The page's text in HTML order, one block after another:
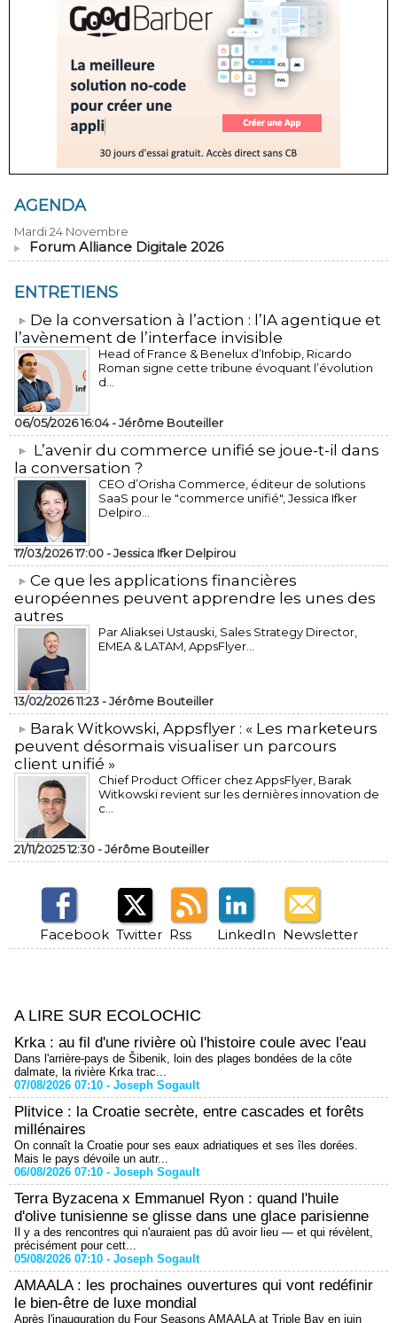
AGENDA
Mardi 24 Novembre
Forum Alliance Digitale 2026
ENTRETIENS
​De la conversation à l’action : l’IA agentique et
l’avènement de l’interface invisible
Head of France & Benelux d’Infobip, Ricardo
Roman signe cette tribune évoquant l’évolution
d...
06/05/2026 16:04 -Jérôme Bouteiller
L’avenir du commerce unifié se joue-t-il dans
la conversation ?
CEO d’Orisha Commerce, éditeur de solutions
SaaS pour le "commerce unifié", Jessica Ifker
Delpiro...
17/03/2026 17:00 -Jessica Ifker Delpirou
​Ce que les applications financières
européennes peuvent apprendre les unes des
autres
Par Aliaksei Ustauski, Sales Strategy Director,
EMEA & LATAM, AppsFlyer...
13/02/2026 11:23 -Jérôme Bouteiller
​Barak Witkowski, Appsflyer : « Les marketeurs
peuvent désormais visualiser un parcours
client unifié »
Chief Product Officer chez AppsFlyer, ​Barak
Witkowski revient sur les dernières innovation de
c...
21/11/2025 12:30 -Jérôme Bouteiller
Facebook Twitter Rss LinkedIn Newsletter
A LIRE SUR ECOLOCHIC
Krka : au fil d'une rivière où l'histoire coule avec l'eau
Dans l'arrière-pays de Šibenik, loin des plages bondées de la côte
dalmate, la rivière Krka trac...
07/08/2026 07:10 - Joseph Sogault
Plitvice : la Croatie secrète, entre cascades et forêts
millénaires
On connaît la Croatie pour ses eaux adriatiques et ses îles dorées.
Mais le pays dévoile un autr...
06/08/2026 07:10 - Joseph Sogault
Terra Byzacena x Emmanuel Ryon : quand l'huile
d'olive tunisienne se glisse dans une glace parisienne
Il y a des rencontres qui n'auraient pas dû avoir lieu — et qui révèlent,
précisément pour cett...
05/08/2026 07:10 - Joseph Sogault
AMAALA : les prochaines ouvertures qui vont redéfinir
le bien-être de luxe mondial
Après l'inauguration du Four Seasons AMAALA at Triple Bay en juin